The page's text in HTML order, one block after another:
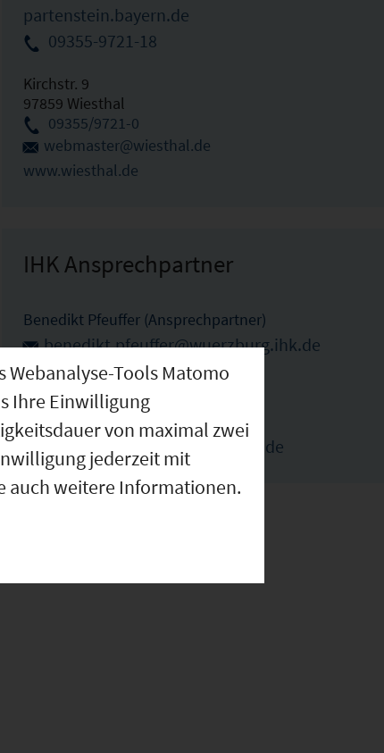
partenstein.bayern.de
09355-9721-18
Kirchstr. 9
97859 Wiesthal
09355/9721-0
webmaster@wiesthal.de
www.wiesthal.de
IHK Ansprechpartner
Benedikt Pfeuffer (Ansprechpartner)
benedikt.pfeuffer@wuerzburg.ihk.de
09314194179
Elka Ivanova (Ansprechpartnerin)
elka.ivanova@wuerzburg.ihk.de
Tools Matomo
Ihre Einwilligung
von maximal zwei
jederzeit mit
auch weitere Informationen.